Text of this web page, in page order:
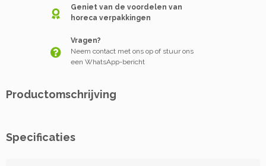
Geniet van de voordelen van
horeca verpakkingen
Vragen?
Neem contact met ons op of stuur ons
een WhatsApp-bericht
Productomschrijving
Specificaties